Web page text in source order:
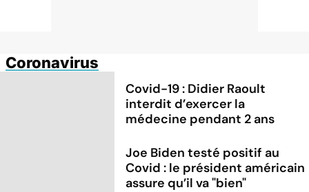
Coronavirus
Covid-19 : Didier Raoult
interdit d’exercer la
médecine pendant 2 ans
Joe Biden testé positif au
Covid : le président américain
assure qu’il va "bien"